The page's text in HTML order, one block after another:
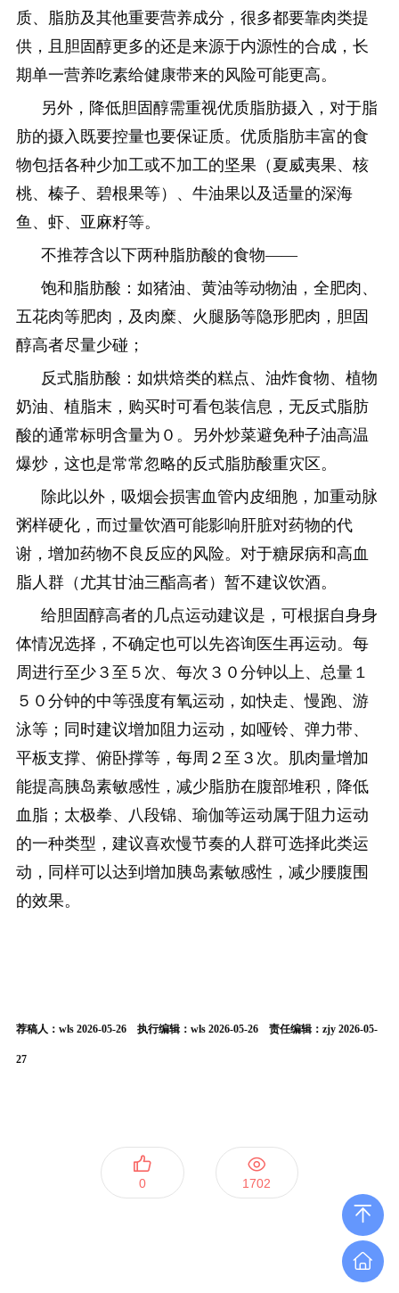
质、脂肪及其他重要营养成分，很多都要靠肉类提
供，且胆固醇更多的还是来源于内源性的合成，长
期单一营养吃素给健康带来的风险可能更高。
另外，降低胆固醇需重视优质脂肪摄入，对于脂
肪的摄入既要控量也要保证质。优质脂肪丰富的食
物包括各种少加工或不加工的坚果（夏威夷果、核
桃、榛子、碧根果等）、牛油果以及适量的深海
鱼、虾、亚麻籽等。
不推荐含以下两种脂肪酸的食物——
饱和脂肪酸：如猪油、黄油等动物油，全肥肉、
五花肉等肥肉，及肉糜、火腿肠等隐形肥肉，胆固
醇高者尽量少碰；
反式脂肪酸：如烘焙类的糕点、油炸食物、植物
奶油、植脂末，购买时可看包装信息，无反式脂肪
酸的通常标明含量为０。另外炒菜避免种子油高温
爆炒，这也是常常忽略的反式脂肪酸重灾区。
除此以外，吸烟会损害血管内皮细胞，加重动脉
粥样硬化，而过量饮酒可能影响肝脏对药物的代
谢，增加药物不良反应的风险。对于糖尿病和高血
脂人群（尤其甘油三酯高者）暂不建议饮酒。
给胆固醇高者的几点运动建议是，可根据自身身
体情况选择，不确定也可以先咨询医生再运动。每
周进行至少３至５次、每次３０分钟以上、总量１
５０分钟的中等强度有氧运动，如快走、慢跑、游
泳等；同时建议增加阻力运动，如哑铃、弹力带、
平板支撑、俯卧撑等，每周２至３次。肌肉量增加
能提高胰岛素敏感性，减少脂肪在腹部堆积，降低
血脂；太极拳、八段锦、瑜伽等运动属于阻力运动
的一种类型，建议喜欢慢节奏的人群可选择此类运
动，同样可以达到增加胰岛素敏感性，减少腰腹围
的效果。
荐稿人：wls 2026-05-26 执行编辑：wls 2026-05-26 责任编辑：zjy 2026-05-
27
0 1702